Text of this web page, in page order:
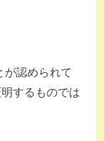
が認められて
するものでは